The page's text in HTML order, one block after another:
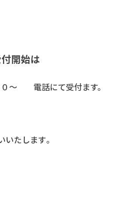
開始は
～ 電話にて受付ます。
いたします。